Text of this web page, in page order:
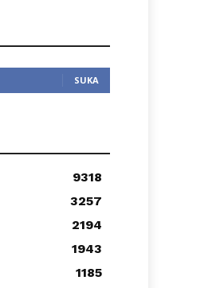
SUKA
9318
3257
2194
1943
1185